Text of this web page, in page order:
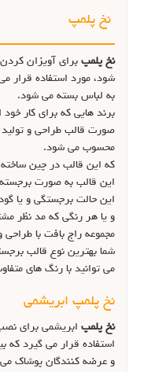
نخ پلمپ
نخ پلمپ برای آویزان
شود، مورد استفاده قرار
به لباس بسته می شود.
برند هایی که برای کار خود
صورت قالب طراحی و
محسوب می شود.
که این قالب در چین
این قالب به صورت
این حالت برجستگی و یا
و یا هر رنگی که مد نظر
مجموعه راج بافت با طراحی
شما بهترین نوع قالب
می توانید با رنگ های
نخ پلمپ ابریشمی
نخ پلمپ ابریشمی برای
استفاده قرار می گیرد که
و عرضه کنندگان پوشاک